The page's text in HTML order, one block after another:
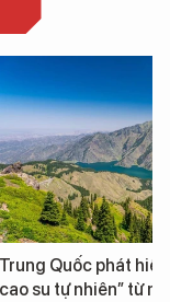
Trung Quốc phát hiện
cao su tự nhiên” từ